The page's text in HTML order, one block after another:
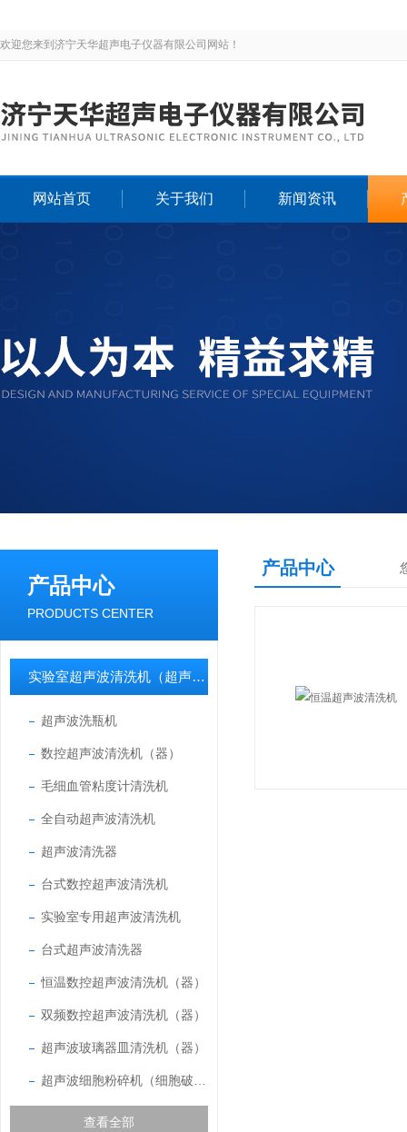
欢迎您来到济宁天华超声电子仪器有限公司网站！
网站首页 关于我们 新闻资讯
产品中心
PRODUCTS CENTER
实验室超声波清洗机（超声波清洗器）
超声波洗瓶机
数控超声波清洗机（器）
毛细血管粘度计清洗机
全自动超声波清洗机
超声波清洗器
台式数控超声波清洗机
实验室专用超声波清洗机
台式超声波清洗器
恒温数控超声波清洗机（器）
双频数控超声波清洗机（器）
超声波玻璃器皿清洗机（器）
查看全部
产品中心